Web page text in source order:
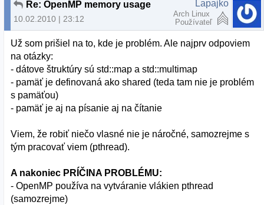
Re: OpenMP memory usage
10.02.2010 | 23:12
Lapajko
Arch Linux
Používateľ
Už som prišiel na to, kde je problém. Ale najprv odpoviem
na otázky:
- dátove štruktúry sú std::map a std::multimap
- pamäť je definovaná ako shared (teda tam nie je problém
s pamäťou)
- pamäť je aj na písanie aj na čítanie
Viem, že robiť niečo vlasné nie je náročné, samozrejme s
tým pracovať viem (pthread).
A nakoniec PRÍČINA PROBLÉMU:
- OpenMP používa na vytváranie vlákien pthread
(samozrejme)